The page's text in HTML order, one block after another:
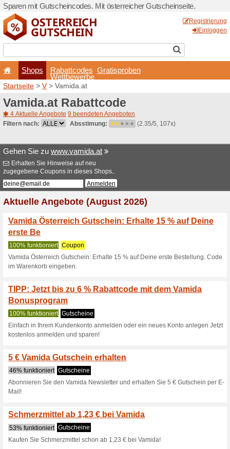
Sparen mit
Shops
Startseite>V> Vamida.at
Vamida.at
4 Aktuelle Angebote 9
Filtern nach:
Gehen Sie zu
Erhalten Sie Hinweise auf
zugegebene Coupons in